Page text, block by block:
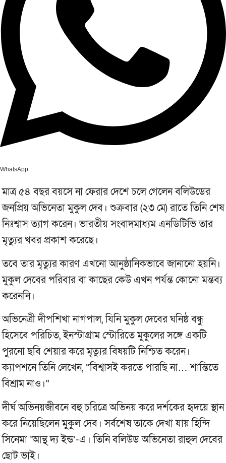
WhatsApp
মাত্র ৫৪ বছর বয়সে না ফেরার দেশে চলে গেলেন বলিউডের
জনপ্রিয় অভিনেতা মুকুল দেব। শুক্রবার (২৩ মে) রাতে তিনি শেষ
নিঃশ্বাস ত্যাগ করেন। ভারতীয় সংবাদমাধ্যম এনডিটিভি তার
মৃত্যুর খবর প্রকাশ করেছে।
তবে তার মৃত্যুর কারণ এখনো আনুষ্ঠানিকভাবে জানানো হয়নি।
মুকুল দেবের পরিবার বা কাছের কেউ এখন পর্যন্ত কোনো মন্তব্য
করেননি।
অভিনেত্রী দীপশিখা নাগপাল, যিনি মুকুল দেবের ঘনিষ্ঠ বন্ধু
হিসেবে পরিচিত, ইনস্টাগ্রাম স্টোরিতে মুকুলের সঙ্গে একটি
পুরনো ছবি শেয়ার করে মৃত্যুর বিষয়টি নিশ্চিত করেন।
ক্যাপশনে তিনি লেখেন, “বিশ্বাসই করতে পারছি না… শান্তিতে
বিশ্রাম নাও।”
দীর্ঘ অভিনয়জীবনে বহু চরিত্রে অভিনয় করে দর্শকের হৃদয়ে স্থান
করে নিয়েছিলেন মুকুল দেব। সর্বশেষ তাকে দেখা যায় হিন্দি
সিনেমা ‘আন্থ দ্য ইন্ড’-এ। তিনি বলিউড অভিনেতা রাহুল দেবের
ছোট ভাই।